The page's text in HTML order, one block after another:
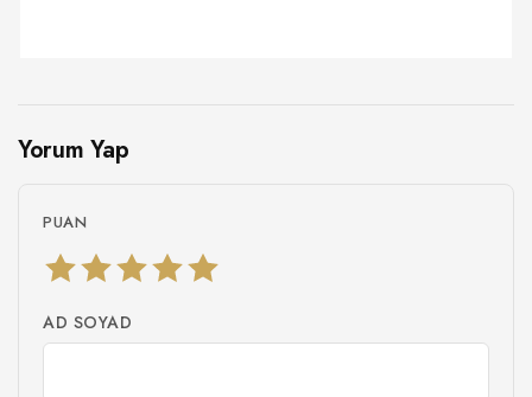
Yorum Yap
PUAN
AD SOYAD